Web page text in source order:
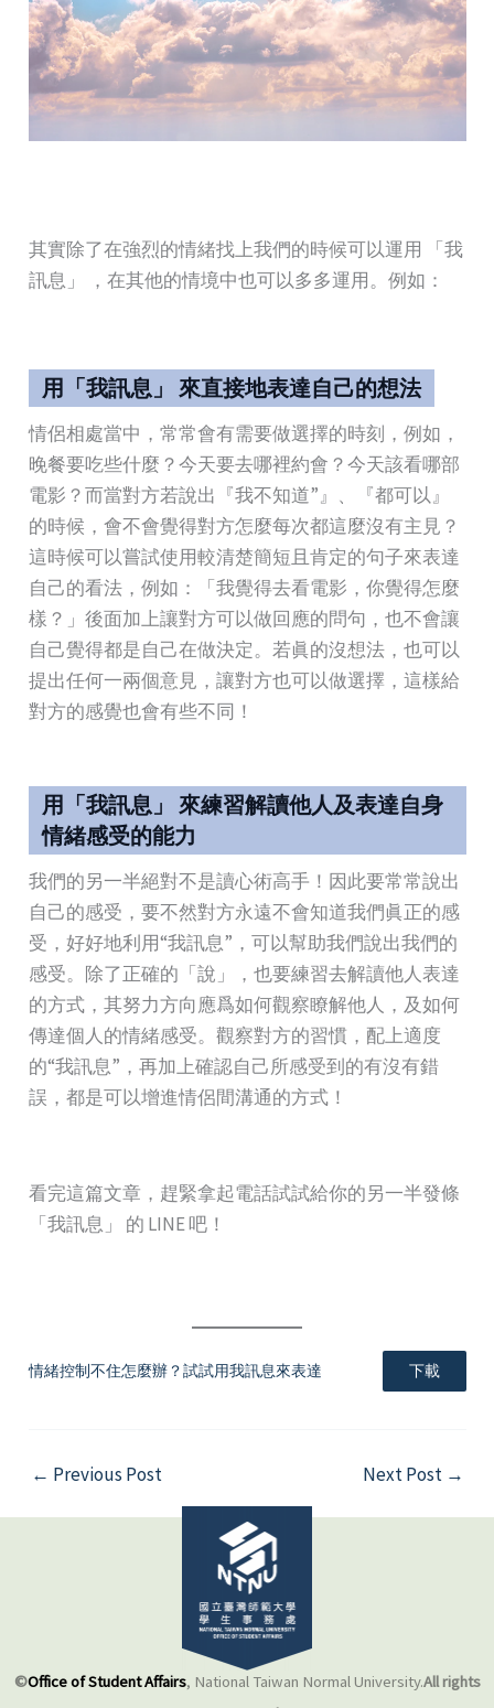
其實除了在強烈的情緒找上我們的時候可以運用 「我
訊息」 ，在其他的情境中也可以多多運用。例如：
用「我訊息」 來直接地表達自己的想法
情侶相處當中，常常會有需要做選擇的時刻，例如，
晚餐要吃些什麼？今天要去哪裡約會？今天該看哪部
電影？而當對方若說出『我不知道”』、『都可以』
的時候，會不會覺得對方怎麼每次都這麼沒有主見？
這時候可以嘗試使用較清楚簡短且肯定的句子來表達
自己的看法，例如：「我覺得去看電影，你覺得怎麼
樣？」後面加上讓對方可以做回應的問句，也不會讓
自己覺得都是自己在做決定。若眞的沒想法，也可以
提出任何一兩個意見，讓對方也可以做選擇，這樣給
對方的感覺也會有些不同！
用「我訊息」 來練習解讀他人及表達自身
情緒感受的能力
我們的另一半絕對不是讀心術高手！因此要常常說出
自己的感受，要不然對方永遠不會知道我們眞正的感
受，好好地利用“我訊息”，可以幫助我們說出我們的
感受。除了正確的「說」，也要練習去解讀他人表達
的方式，其努力方向應爲如何觀察瞭解他人，及如何
傳達個人的情緒感受。觀察對方的習慣，配上適度
的“我訊息”，再加上確認自己所感受到的有沒有錯
誤，都是可以增進情侶間溝通的方式！
看完這篇文章，趕緊拿起電話試試給你的另一半發條
「我訊息」 的 LINE 吧！
情緒控制不住怎麼辦？試試用我訊息來表達 下載
← Previous Post Next Post →
©Office of Student Affairs, National Taiwan Normal University.All rights